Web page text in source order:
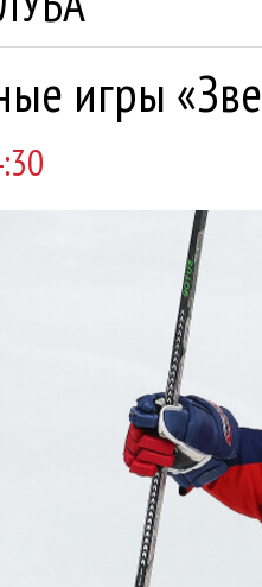
игры